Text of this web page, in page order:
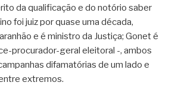
da qualificação e do notório saber
foi juiz por quase uma década,
e é ministro da Justiça; Gonet é
procurador-geral eleitoral -, ambos
difamatórias de um lado e
extremos.